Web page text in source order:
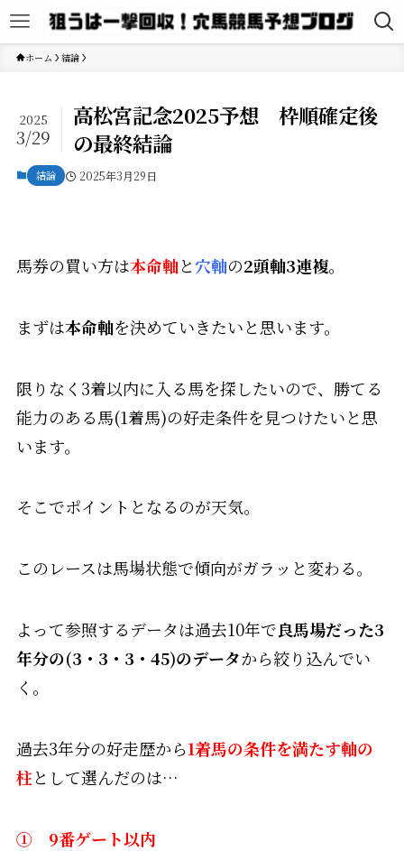
ホーム 結論
高松宮記念2025予想 枠順確定後
の最終結論
2025
3/29
結論 2025年3月29日
馬券の買い方は本命軸と穴軸の2頭軸3連複。
まずは本命軸を決めていきたいと思います。
限りなく3着以内に入る馬を探したいので、勝てる
能力のある馬(1着馬)の好走条件を見つけたいと思
います。
そこでポイントとなるのが天気。
このレースは馬場状態で傾向がガラッと変わる。
よって参照するデータは過去10年で良馬場だった3
年分の(3・3・3・45)のデータから絞り込んでい
く。
過去3年分の好走歴から1着馬の条件を満たす軸の
柱として選んだのは…
① 9番ゲート以内